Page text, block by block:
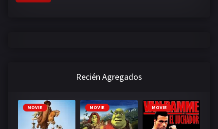
Recién Agregados
MOVIE MOVIE MOVIE